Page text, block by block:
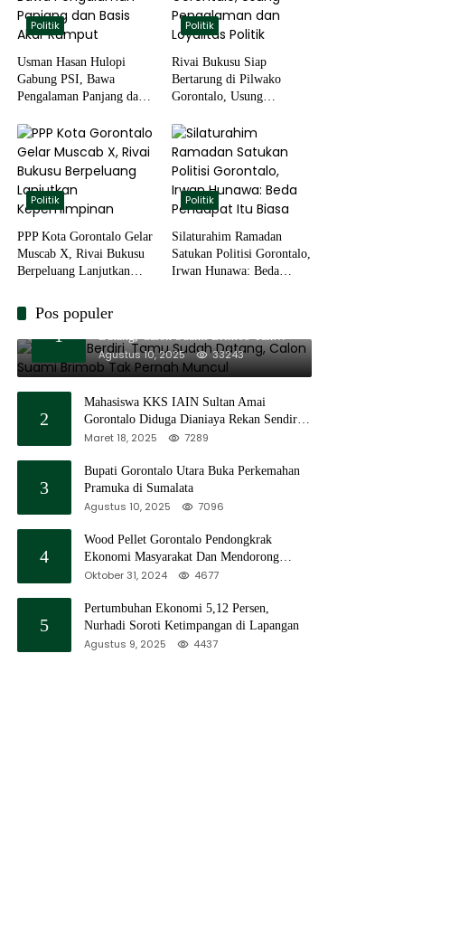
Politik
Usman Hasan Hulopi
Gabung PSI, Bawa
Pengalaman Panjang dan
Politik
Rivai Bukusu Siap
Bertarung di Pilwako
Gorontalo, Usung
Politik
Politik
PPP Kota Gorontalo Gelar
Muscab X, Rivai Bukusu
Berpeluang Lanjutkan
Politik
Silaturahim Ramadan
Satukan Politisi Gorontalo,
Irwan Hunawa: Beda
Pos populer
1
11 Tenda Berdiri, Tamu Sudah
Pernah Muncul
Agustus 10, 2025 33243
2
Mahasiswa KKS IAIN Sultan Amai
Gorontalo Diduga Dianiaya Rekan Sendiri
di Popayato Barat
Maret 18, 2025 7289
3
Bupati Gorontalo Utara Buka Perkemahan
Pramuka di Sumalata
Agustus 10, 2025 7096
4
Wood Pellet Gorontalo Pendongkrak
Ekonomi Masyarakat Dan Mendorong
Peningkatan PAD Gorontalo
Oktober 31, 2024 4677
5
Pertumbuhan Ekonomi 5,12 Persen,
Nurhadi Soroti Ketimpangan di Lapangan
Agustus 9, 2025 4437